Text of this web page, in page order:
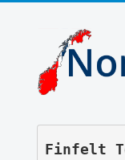
Finfelt